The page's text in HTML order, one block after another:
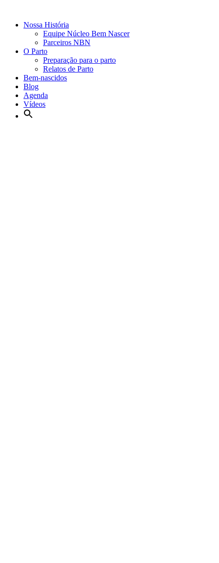
Nossa História
Equipe Núcleo Bem Nascer
Parceiros NBN
O Parto
Preparação para o parto
Relatos de Parto
Bem-nascidos
Blog
Agenda
Vídeos